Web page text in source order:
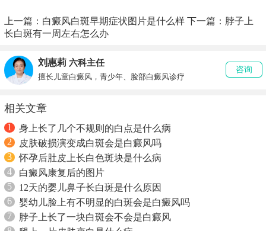
上一篇： 白癜风白斑早期症状图片是什么样 下一篇： 脖子上
长白斑有一周左右怎么办
刘惠莉 六科主任
擅长儿童白癜风，青少年、脸部白癜风诊疗
咨询
相关文章
1
身上长了几个不规则的白点是什么病
2
皮肤破损演变成白斑会是白癜风吗
3
怀孕后肚皮上长白色斑块是什么病
4
白癜风康复后的图片
5
12天的婴儿鼻子长白斑是什么原因
6
婴幼儿脸上有不明显的白斑会是白癜风吗
7
脖子上长了一块白斑会不会是白癜风